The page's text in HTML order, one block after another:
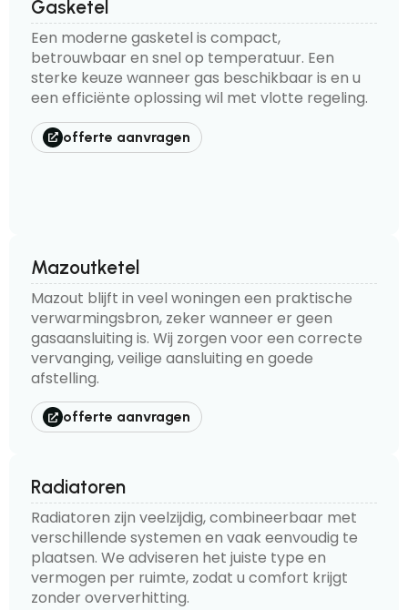
Gasketel
Een moderne gasketel is compact,
betrouwbaar en snel op temperatuur. Een
sterke keuze wanneer gas beschikbaar is en u
een efficiënte oplossing wil met vlotte regeling.
offerte aanvragen
Mazoutketel
Mazout blijft in veel woningen een praktische
verwarmingsbron, zeker wanneer er geen
gasaansluiting is. Wij zorgen voor een correcte
vervanging, veilige aansluiting en goede
afstelling.
offerte aanvragen
Radiatoren
Radiatoren zijn veelzijdig, combineerbaar met
verschillende systemen en vaak eenvoudig te
plaatsen. We adviseren het juiste type en
vermogen per ruimte, zodat u comfort krijgt
zonder oververhitting.